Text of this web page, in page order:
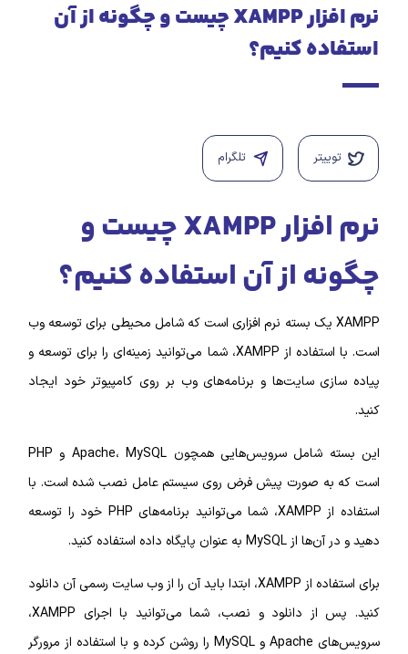
نرم افزار XAMPP چیست و چگونه از آن
استفاده کنیم؟
توییتر تلگرام
نرم افزار XAMPP چیست و
چگونه از آن استفاده کنیم؟
XAMPP یک بسته نرم افزاری است که شامل محیطی برای توسعه وب
است. با استفاده از XAMPP، شما می‌توانید زمینه‌ای را برای توسعه و
پیاده سازی سایت‌ها و برنامه‌های وب بر روی کامپیوتر خود ایجاد
کنید.
این بسته شامل سرویس‌هایی همچون Apache، MySQL و PHP
است که به صورت پیش فرض روی سیستم عامل نصب شده است. با
استفاده از XAMPP، شما می‌توانید برنامه‌های PHP خود را توسعه
دهید و در آن‌ها از MySQL به عنوان پایگاه داده استفاده کنید.
برای استفاده از XAMPP، ابتدا باید آن را از وب سایت رسمی آن دانلود
کنید. پس از دانلود و نصب، شما می‌توانید با اجرای XAMPP،
سرویس‌های Apache و MySQL را روشن کرده و با استفاده از مرورگر